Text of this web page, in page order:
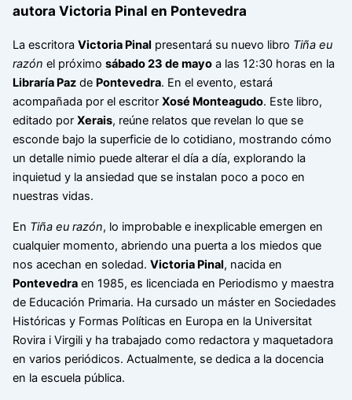
autora Victoria Pinal en Pontevedra
La escritora Victoria Pinal presentará su nuevo libro Tiña eu
razón el próximo sábado 23 de mayoa las 12:30 horas en la
Libraría Pazde Pontevedra. En el evento, estará
acompañada por el escritor Xosé Monteagudo. Este libro,
editado por Xerais, reúne relatos que revelan lo que se
esconde bajo la superficie de lo cotidiano, mostrando cómo
un detalle nimio puede alterar el día a día, explorando la
inquietud y la ansiedad que se instalan poco a poco en
nuestras vidas.
En Tiña eu razón, lo improbable e inexplicable emergen en
cualquier momento, abriendo una puerta a los miedos que
nos acechan en soledad. Victoria Pinal, nacida en
Pontevedraen 1985, es licenciada en Periodismo y maestra
de Educación Primaria. Ha cursado un máster en Sociedades
Históricas y Formas Políticas en Europa en la Universitat
Rovira i Virgili y ha trabajado como redactora y maquetadora
en varios periódicos. Actualmente, se dedica a la docencia
en la escuela pública.